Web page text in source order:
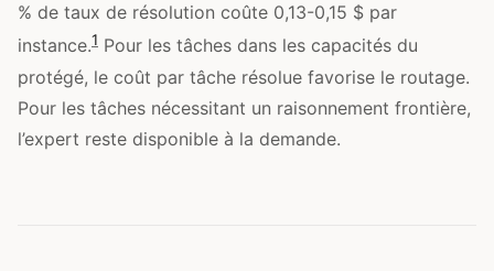
% de taux de résolution coûte 0,13-0,15 $ par
instance.1 Pour les tâches dans les capacités du
protégé, le coût par tâche résolue favorise le routage.
Pour les tâches nécessitant un raisonnement frontière,
l’expert reste disponible à la demande.